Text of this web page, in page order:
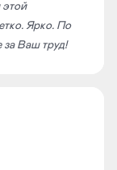
этой
Ярко. По
Ваш труд!